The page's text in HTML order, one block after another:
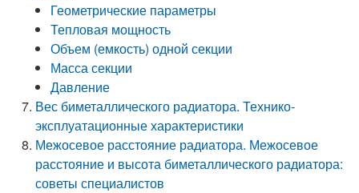
Геометрические параметры
Тепловая мощность
Объем (емкость) одной секции
Масса секции
Давление
Вес биметаллического радиатора. Технико-
эксплуатационные характеристики
Межосевое расстояние радиатора. Межосевое
расстояние и высота биметаллического радиатора:
советы специалистов